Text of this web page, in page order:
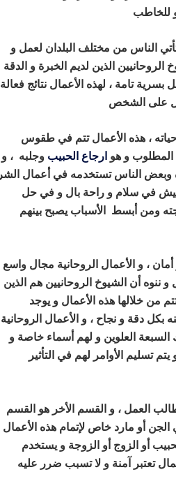
للخاطب
الناس من مختلف البلدان لعمل و
الذين لديم الخبرة و الدقة
تامة ، لهذه الأعمال نتائج فعالة
على الشخص
، هذه الأعمال تتم في طقوس
المطلوب و هو ارجاع الحبيب وجلبه ، و
وبعض الناس تستخدمه في أعمال الشر
في سلام و راحة بال و في حل
ومن أبسط الأسباب يصبح بينهم
، و الأعمال الروحانية مجال واسع
ننوه أن الشيوخ الروحانيين هم الذين
من خلالها هذه الأعمال و يوجد
دقة و نجاح ، و الأعمال الروحانية
العلوين و لهم أسماء خاصة و
الأوامر لهم في التأثير
العمل ، و القسم الأخر هو القسم
أو مارد خاص لإتمام هذه الأعمال
أو الزوج أو الزوجة و يستخدم
تعتبر آمنة و لا تسبب ضرر عليه